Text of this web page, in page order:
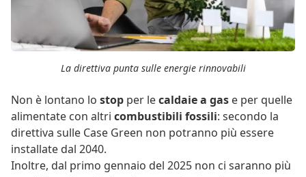
La direttiva punta sulle energie rinnovabili
Non è lontano lo stop per lecaldaie a gas e per quelle
alimentate con altri combustibili fossili: secondo la
direttiva sulle Case Green non potranno più essere
installate dal 2040.
Inoltre, dal primo gennaio del 2025 non ci saranno più